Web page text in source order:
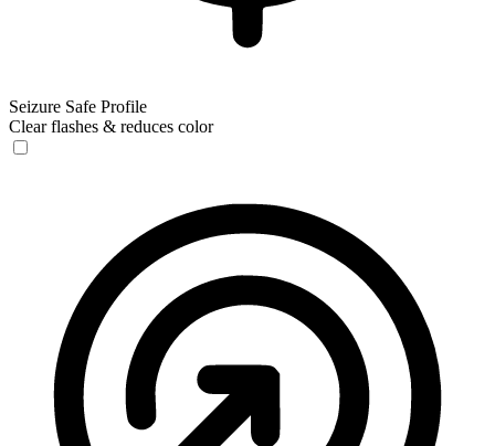
Seizure Safe Profile
Clear flashes & reduces color